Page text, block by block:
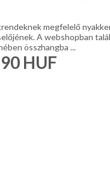
megfelelő
A webshopban
összhangba ...
HUF